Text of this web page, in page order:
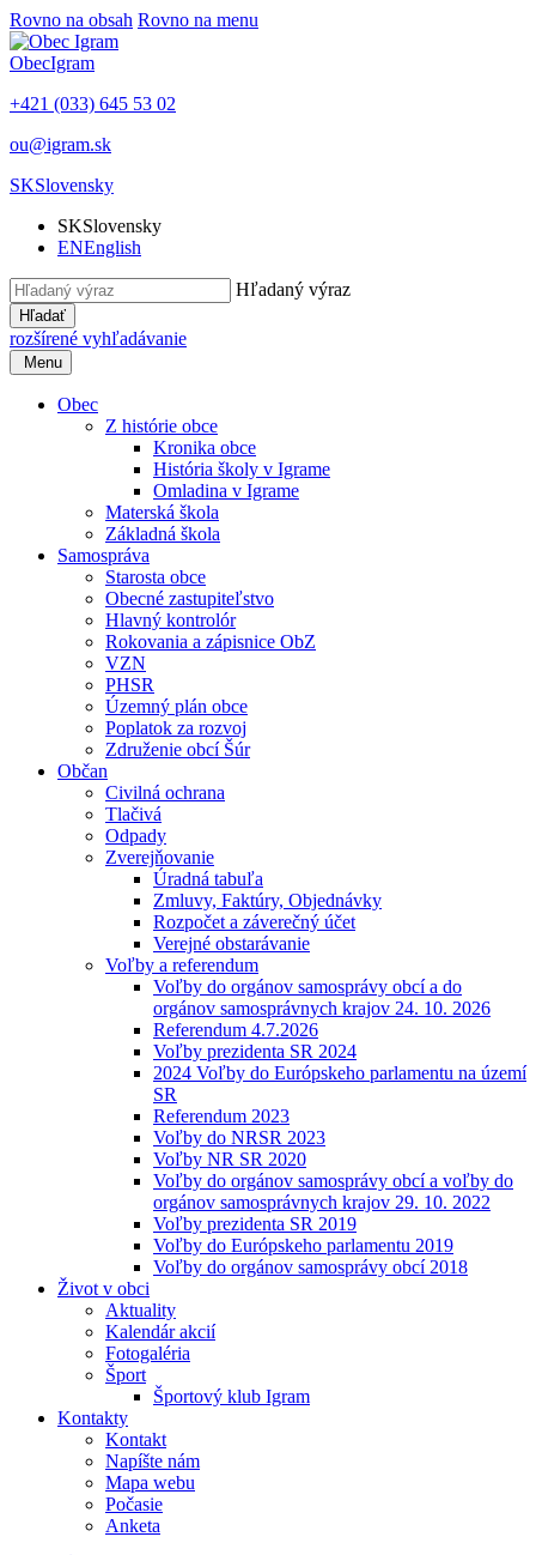
Rovno na obsah Rovno na menu
ObecIgram
+421 (033) 645 53 02
ou@igram.sk
SKSlovensky
SKSlovensky
ENEnglish
Hľadaný výraz
Hľadať
rozšírené vyhľadávanie
Menu
Obec
Z histórie obce
Kronika obce
História školy v Igrame
Omladina v Igrame
Materská škola
Základná škola
Samospráva
Starosta obce
Obecné zastupiteľstvo
Hlavný kontrolór
Rokovania a zápisnice ObZ
VZN
PHSR
Územný plán obce
Poplatok za rozvoj
Združenie obcí Šúr
Občan
Civilná ochrana
Tlačivá
Odpady
Zverejňovanie
Úradná tabuľa
Zmluvy, Faktúry, Objednávky
Rozpočet a záverečný účet
Verejné obstarávanie
Voľby a referendum
Voľby do orgánov samosprávy obcí a do
orgánov samosprávnych krajov 24. 10. 2026
Referendum 4.7.2026
Voľby prezidenta SR 2024
2024 Voľby do Európskeho parlamentu na území
SR
Referendum 2023
Voľby do NRSR 2023
Voľby NR SR 2020
Voľby do orgánov samosprávy obcí a voľby do
orgánov samosprávnych krajov 29. 10. 2022
Voľby prezidenta SR 2019
Voľby do Európskeho parlamentu 2019
Voľby do orgánov samosprávy obcí 2018
Život v obci
Aktuality
Kalendár akcií
Fotogaléria
Šport
Športový klub Igram
Kontakty
Kontakt
Napíšte nám
Mapa webu
Počasie
Anketa